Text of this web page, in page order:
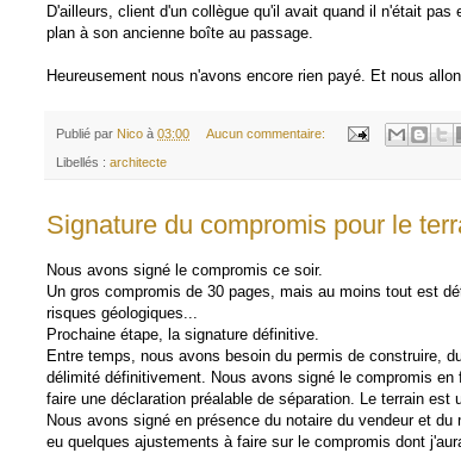
D'ailleurs, client d'un collègue qu'il avait quand il n'était
plan à son ancienne boîte au passage.
Heureusement nous n'avons encore rien payé. Et nous
Publié par Nico à 03:00 Aucun commentaire:
Libellés : architecte
Signature du compromis pour le
Nous avons signé le compromis ce soir.
Un gros compromis de 30 pages, mais au moins tout est
risques géologiques...
Prochaine étape, la signature définitive.
Entre temps, nous avons besoin du permis de construire,
délimité définitivement. Nous avons signé le compromis
faire une déclaration préalable de séparation. Le terrain est
Nous avons signé en présence du notaire du vendeur et
eu quelques ajustements à faire sur le compromis dont